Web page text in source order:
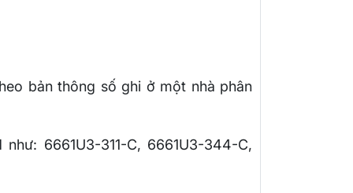
bản thông số ghi ở một nhà phân
6661U3-311-C, 6661U3-344-C,